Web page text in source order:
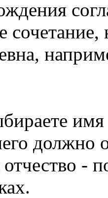
имя
должно
отчество -